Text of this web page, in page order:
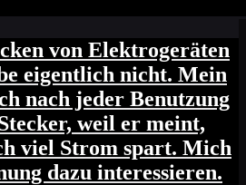
von Elektrogeräten
eigentlich nicht. Mein
nach jeder Benutzung
weil er meint,
viel Strom spart. Mich
dazu interessieren.